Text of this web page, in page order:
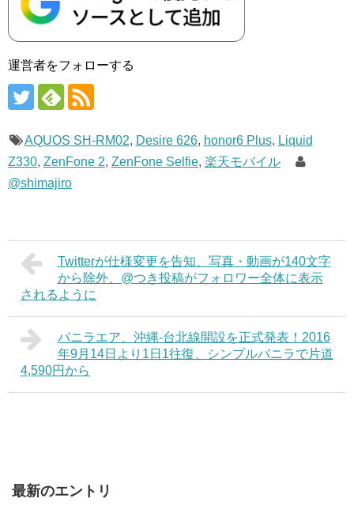
運営者をフォローする
AQUOS SH-RM02, Desire 626, honor6 Plus, Liquid
Z330, ZenFone 2, ZenFone Selfie, 楽天モバイル
@shimajiro
Twitterが仕様変更を告知、写真・動画が140文字
から除外、@つき投稿がフォロワー全体に表示
されるように
バニラエア、沖縄-台北線開設を正式発表！2016
年9月14日より1日1往復、シンプルバニラで片道
4,590円から
最新のエントリ